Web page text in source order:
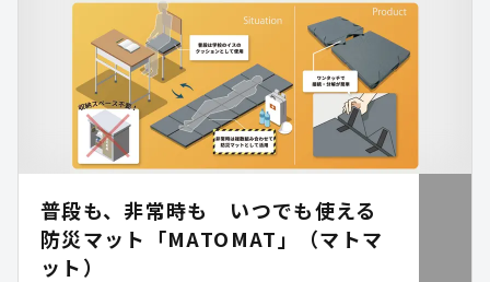
普段も、非常時も いつでも使える
防災マット「MATOMAT」（マトマ
ット）